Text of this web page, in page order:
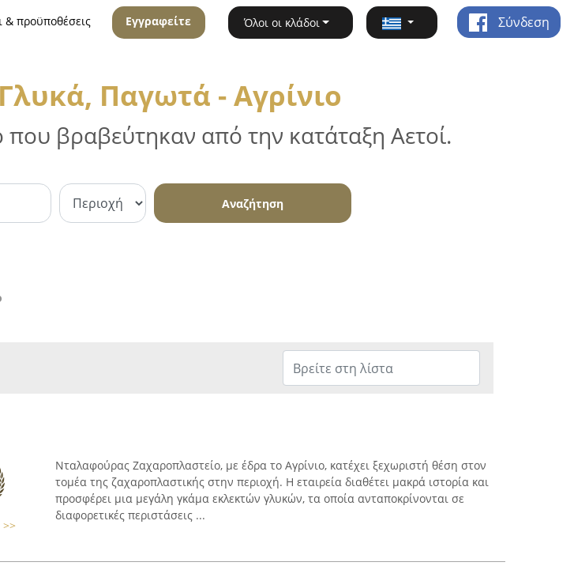
& προϋποθέσεις Εγγραφείτε Όλοι οι κλάδοι Σύνδεση
Παγωτά - Αγρίνιο
που βραβεύτηκαν από την κατάταξη Αετοί.
Αναζήτηση
>>
Νταλαφούρας Ζαχαροπλαστείο, με έδρα το Αγρίνιο, κατέχει ξεχωριστή θέση στον
τομέα της ζαχαροπλαστικής στην περιοχή. Η εταιρεία διαθέτει μακρά ιστορία και
προσφέρει μια μεγάλη γκάμα εκλεκτών γλυκών, τα οποία ανταποκρίνονται σε
διαφορετικές περιστάσεις ...